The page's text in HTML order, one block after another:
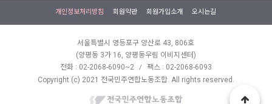
개인정보처리방침 회원약관 회원가입소개 오시는길
서울특별시 영등포구 양산로 43, 806호
(양평동 3가 16, 양평동우림 이비지센터)
전화 : 02-2068-6090~2
/
팩스 : 02-2068-6093
Copyright (c) 2021 전국민주연합노동조합. All rights reserved.